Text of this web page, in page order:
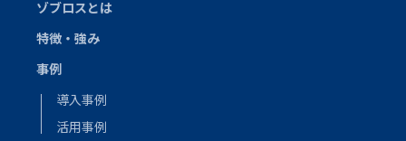
ゾブロスとは
特徴・強み
事例
導入事例
活用事例